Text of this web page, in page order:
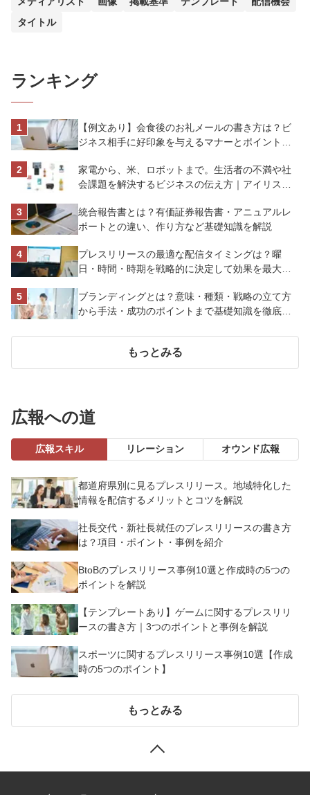
タイトル
ランキング
【例文あり】会食後のお礼メールの書き方は？ビ
ジネス相手に好印象を与えるマナーとポイントを
家電から、米、ロボットまで。生活者の不満や社
会課題を解決するビジネスの伝え方｜アイリスオ
統合報告書とは？有価証券報告書・アニュアルレ
ポートとの違い、作り方など基礎知識を解説
プレスリリースの最適な配信タイミングは？曜
日・時間・時期を戦略的に決定して効果を最大化
ブランディングとは？意味・種類・戦略の立て方
から手法・成功のポイントまで基礎知識を徹底解
もっとみる
広報への道
広報スキル リレーション オウンド広報
都道府県別に見るプレスリリース。地域特化した
情報を配信するメリットとコツを解説
社長交代・新社長就任のプレスリリースの書き方
は？項目・ポイント・事例を紹介
BtoBのプレスリリース事例10選と作成時の5つの
ポイントを解説
【テンプレートあり】ゲームに関するプレスリリ
ースの書き方｜3つのポイントと事例を解説
スポーツに関するプレスリリース事例10選【作成
時の5つのポイント】
もっとみる